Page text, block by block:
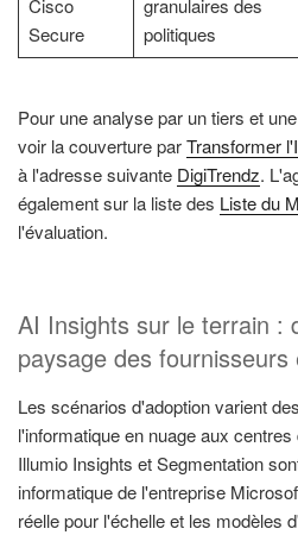
Cisco
Secure
granulaires des
politiques
Pour une analyse par un tiers et
voir la couverture parTransformer
à l'adresse suivante DigiTrendz.
également sur la liste des Liste du
l'évaluation.
AI Insights sur le terrain :
paysage des
Les scénarios d'adoption varient
l'informatique en nuage aux
Illumio Insights et Segmentation
informatique de l'entreprise
réelle pour l'échelle et les modèles